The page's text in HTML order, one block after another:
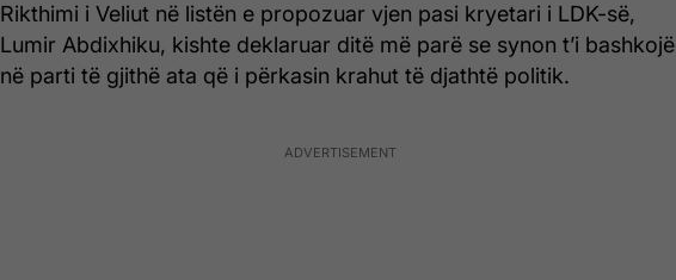
Rikthimi i Veliut në listën e propozuar vjen pasi kryetari i LDK-së,
Lumir Abdixhiku, kishte deklaruar ditë më parë se synon t’i bashkojë
në parti të gjithë ata që i përkasin krahut të djathtë politik.